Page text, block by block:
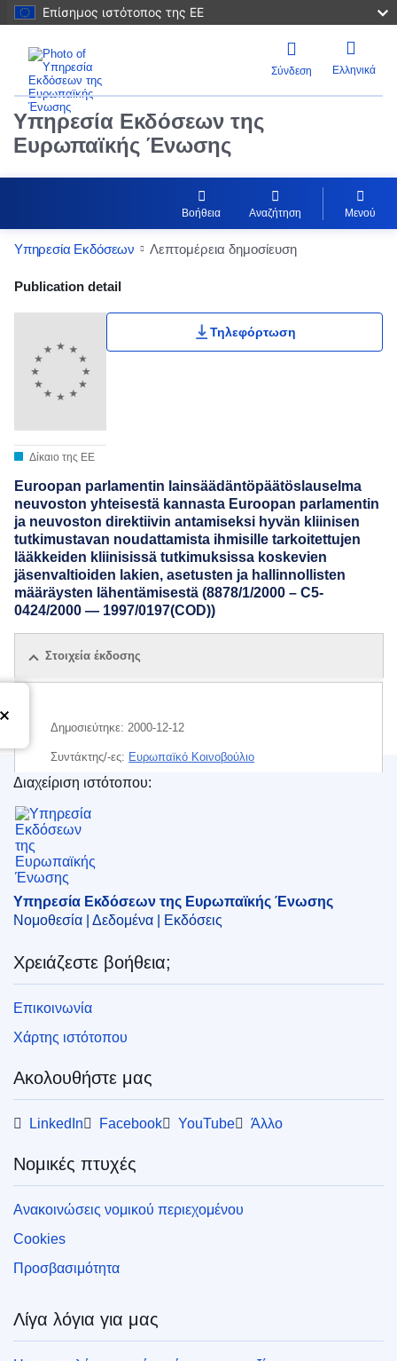
Επίσημος ιστότοπος της ΕΕ
Σύνδεση Ελληνικά
Υπηρεσία Εκδόσεων της
Ευρωπαϊκής Ένωσης
Βοήθεια Αναζήτηση Μενού
Υπηρεσία Εκδόσεων Λεπτομέρεια δημοσίευση
Publication Detail Actions Portlet
Publication detail
Δίκαιο της ΕΕ
Τηλεφόρτωση
Euroopan parlamentin lainsäädäntöpäätöslauselma
neuvoston yhteisestä kannasta Euroopan parlamentin
ja neuvoston direktiivin antamiseksi hyvän kliinisen
tutkimustavan noudattamista ihmisille tarkoitettujen
lääkkeiden kliinisissä tutkimuksissa koskevien
jäsenvaltioiden lakien, asetusten ja hallinnollisten
määräysten lähentämisestä (8878/1/2000 – C5-
0424/2000 — 1997/0197(COD))
Στοιχεία έκδοσης
Δημοσιεύτηκε: 2000-12-12
Συντάκτης/-ες: Ευρωπαϊκό Κοινοβούλιο
πειράματα στον άνθρωπο
, φάρμακο
CELEX : 52000AP0349
Υπηρεσία Εκδόσεων της Ευρωπαϊκής Ένωσης
Διαχείριση ιστότοπου:
Υπηρεσία Εκδόσεων της Ευρωπαϊκής Ένωσης
Νομοθεσία | Δεδομένα | Εκδόσεις
Χρειάζεστε βοήθεια;
Επικοινωνία
Χάρτης ιστότοπου
Ακολουθήστε μας
LinkedIn Facebook YouTube Άλλο
Νομικές πτυχές
Ανακοινώσεις νομικού περιεχομένου
Cookies
Προσβασιμότητα
Λίγα λόγια για μας